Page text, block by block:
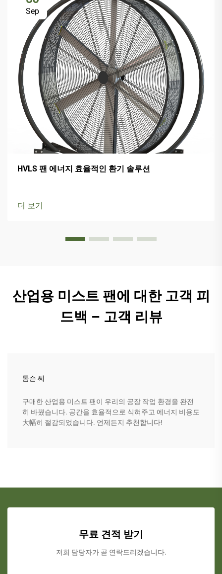
Sep
HVLS 팬 에너지 효율적인 환기 솔루션
더 보기
산업용 미스트 팬에 대한 고객 피
드백 – 고객 리뷰
톰슨 씨
구매한 산업용 미스트 팬이 우리의 공장 작업 환경을 완전
히 바꿨습니다. 공간을 효율적으로 식혀주고 에너지 비용도
大幅히 절감되었습니다. 언제든지 추천합니다!
무료 견적 받기
저희 담당자가 곧 연락드리겠습니다.